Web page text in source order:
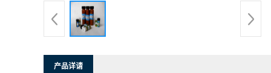
产品详请